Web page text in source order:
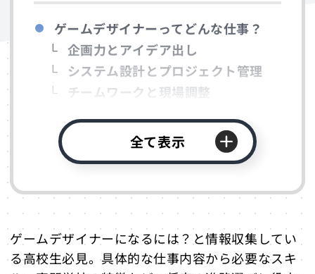
ゲームデザイナーってどんな仕事？
企画力とアイデア出し
システム設計とプロジェクト管理
チームワークと現場調整
い方へ
ゲームデザイナーになるには？学べる
必要なスキルとツール
学べる学習方法
ポートフォリオの作り方
就職までのロードマップ
全て表示
ゲームデザイナーになるには？と情報収集してい
る高校生必見。具体的な仕事内容から必要なスキ